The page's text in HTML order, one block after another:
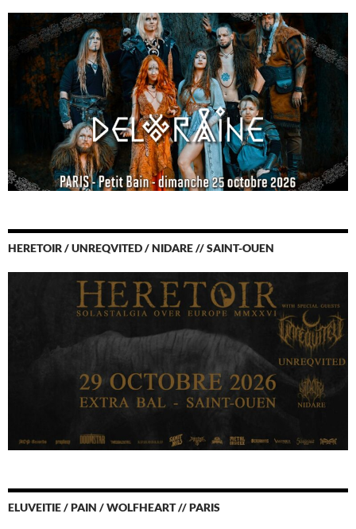
HERETOIR / UNREQVITED / NIDARE // SAINT-OUEN
ELUVEITIE / PAIN / WOLFHEART // PARIS